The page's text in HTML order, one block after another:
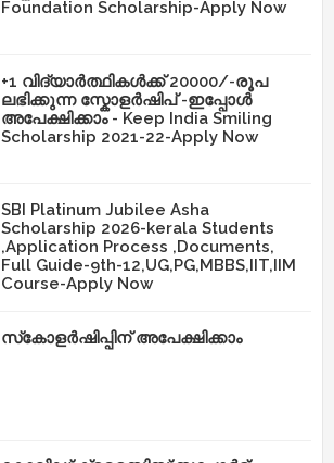
Foundation Scholarship-Apply Now
+1 വിദ്യാർത്ഥികൾക്ക് 20000/-രൂപ
ലഭിക്കുന്ന സ്കോളർഷിപ് -ഇപ്പോൾ
അപേക്ഷിക്കാം - Keep India Smiling
Scholarship 2021-22-Apply Now
SBI Platinum Jubilee Asha
Scholarship 2026-kerala Students
,Application Process ,Documents,
Full Guide-9th-12,UG,PG,MBBS,IIT,IIM
Course-Apply Now
സ്‌കോളർഷിപ്പിന് അപേക്ഷിക്കാം